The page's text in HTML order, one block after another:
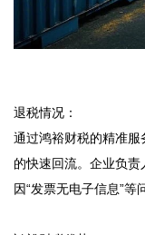
退税情况：
通过鸿裕财税的精准
的快速回流。企业负
因“发票无电子信息”等